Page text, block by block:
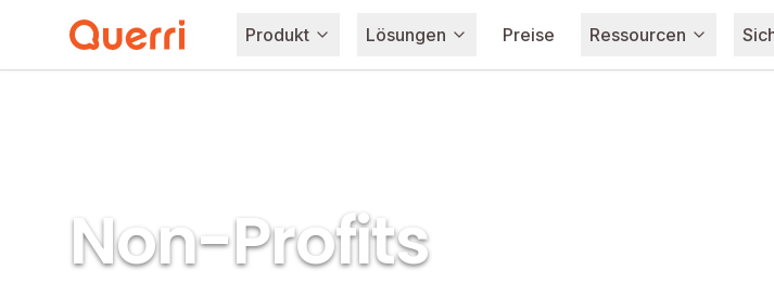
Produkt Lösungen Preise Ressourcen
Non-Profits